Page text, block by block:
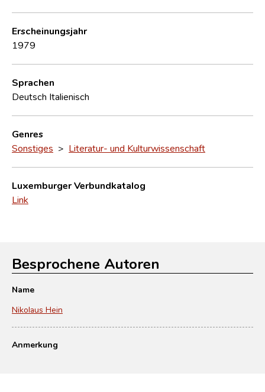
Erscheinungsjahr
1979
Sprachen
Deutsch Italienisch
Genres
Sonstiges > Literatur- und Kulturwissenschaft
Luxemburger Verbundkatalog
Link
Besprochene Autoren
Name
Nikolaus Hein
Anmerkung